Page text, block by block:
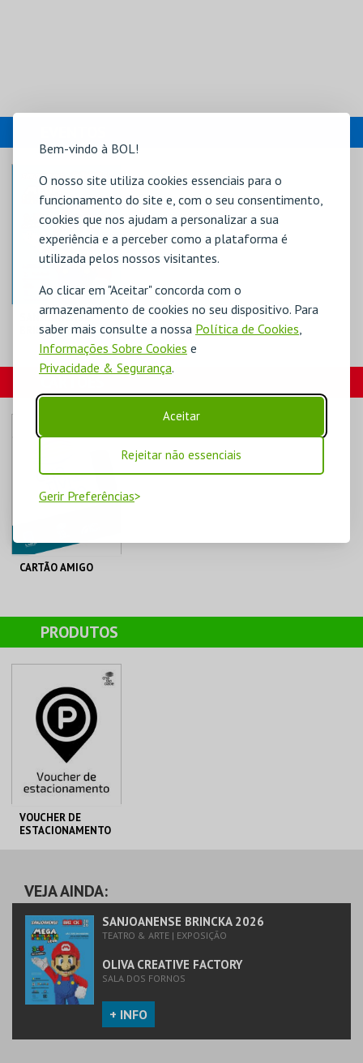
Bem-vindo à BOL!
O nosso site utiliza cookies essenciais para o
funcionamento do site e, com o seu consentimento,
cookies que nos ajudam a personalizar a sua
experiência e a perceber como a plataforma é
utilizada pelos nossos visitantes.
Ao clicar em "Aceitar" concorda com o
armazenamento de cookies no seu dispositivo. Para
saber mais consulte a nossa Política de Cookies
Informações Sobre Cookies e
Privacidade & Segurança.
Aceitar
Rejeitar não essenciais
Gerir Preferências
SANJOANENSE
BRINCKA 2026
OLIVA CREATIVE
CARTÃO AMIGO
MADEIRA
AQUISIÇÃO
COMPRAR
PRODUTOS
VOUCHER DE
ESTACIONAMENTO
MAIS INFO
COMPRAR
VEJA AINDA:
SANJOANENSE BRINCKA 2026
TEATRO & ARTE | EXPOSIÇÃO
OLIVA CREATIVE FACTORY
SALA DOS FORNOS
+ INFO